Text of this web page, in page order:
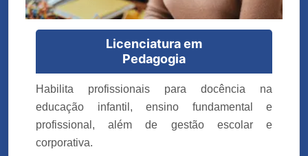
Licenciatura em
Pedagogia
Habilita profissionais para docência na
educação infantil, ensino fundamental e
profissional, além de gestão escolar e
corporativa.